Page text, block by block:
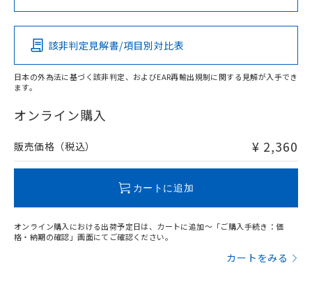
Pb Hg Cd Cr(VI)
O
在庫等で未対応品が混在する可能性があります。
問い合わせください。
この製品の規格認証/適合状況ページへ
その他の認証はこちらのページからご検索ください
該非判定見解書/項目別対比表
日本の外為法に基づく該非判定、およびEAR再輸出規制に関する見解が入手でき
ます。
オンライン購入
販売価格（税込） ¥ 2,360
カートに追加
オンライン購入における出荷予定日は、カートに追加～「ご購入手続き：価
格・納期の確認」画面にてご確認ください。
カートをみる